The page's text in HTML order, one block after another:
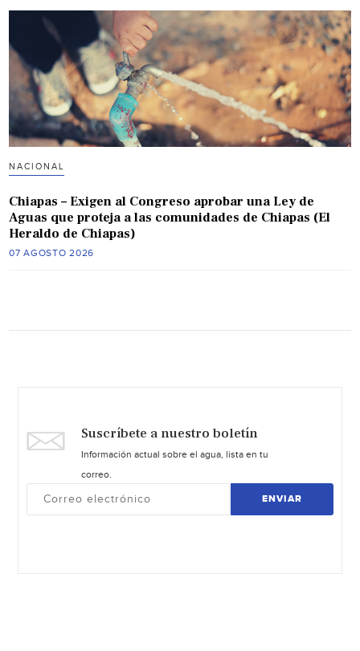
NACIONAL
Chiapas – Exigen al Congreso aprobar una Ley de
Aguas que proteja a las comunidades de Chiapas (El
Heraldo de Chiapas)
07 AGOSTO 2026
Suscríbete a nuestro boletín
Información actual sobre el agua, lista en tu
correo.
ENVIAR